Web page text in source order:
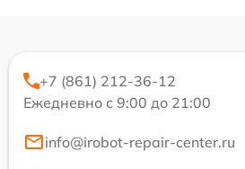
+7 (861) 212-36-12
Ежедневно с 9:00 до 21:00
info@irobot-repair-center.ru